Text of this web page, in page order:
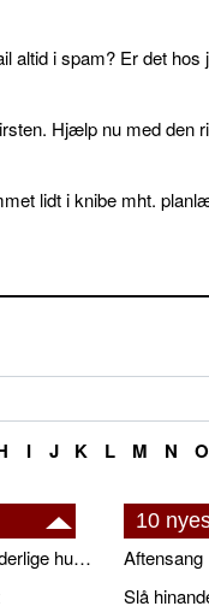
altid i spam? Er det hos
Hjælp nu med den
lidt i knibe mht.
I J K L M N O
Hymne tilegnet min vidunderlige husbond
10
Aftensang
Slå